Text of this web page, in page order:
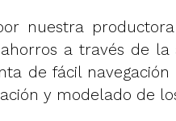
nuestra
a través de la
de fácil
y modelado de